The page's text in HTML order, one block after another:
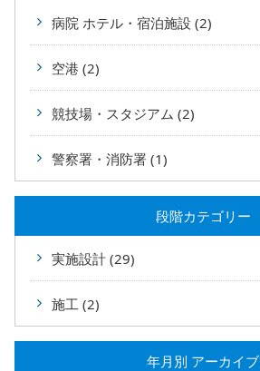
病院 ホテル・宿泊施設 (2)
空港 (2)
競技場・スタジアム (2)
警察署・消防署 (1)
段階カテゴリー
実施設計 (29)
施工 (2)
年⽉別 アーカイブ